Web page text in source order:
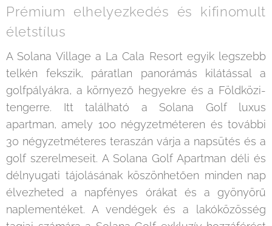
Prémium elhelyezkedés és kifinomult
életstílus
A Solana Village a La Cala Resort egyik legszebb
telkén fekszik, páratlan panorámás kilátással a
golfpályákra, a környező hegyekre és a Földközi-
tengerre. Itt található a Solana Golf luxus
apartman, amely 100 négyzetméteren és további
30 négyzetméteres teraszán várja a napsütés és a
golf szerelmeseit. A Solana Golf Apartman déli és
délnyugati tájolásának köszönhetően minden nap
élvezheted a napfényes órákat és a gyönyörű
naplementéket. A vendégek és a lakóközösség